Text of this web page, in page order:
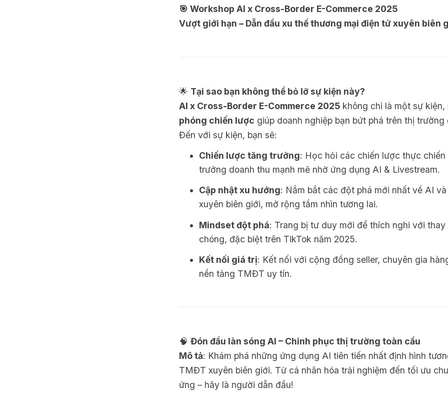
🎯 Workshop AI x Cross-Border E-Commerce 2025
Vượt giới hạn – Dẫn đầu xu thế thương mại điện tử xuyên biên
🌟 Tại sao bạn không thể bỏ lỡ sự kiện này?
AI x Cross-Border E-Commerce 2025 không chỉ là một sự kiện,
phóng chiến lược giúp doanh nghiệp bạn bứt phá trên thị trường
Đến với sự kiện, bạn sẽ:
Chiến lược tăng trưởng: Học hỏi các chiến lược thực chiến
trưởng doanh thu mạnh mẽ nhờ ứng dụng AI & Livestream.
Cập nhật xu hướng: Nắm bắt các đột phá mới nhất về AI
xuyên biên giới, mở rộng tầm nhìn tương lai.
Mindset đột phá: Trang bị tư duy mới để thích nghi với thay
chóng, đặc biệt trên TikTok năm 2025.
Kết nối giá trị: Kết nối với cộng đồng seller, chuyên gia
nền tảng TMĐT uy tín.
🧠 Đón đầu làn sóng AI – Chinh phục thị trường toàn cầu
Mô tả: Khám phá những ứng dụng AI tiên tiến nhất định hình
TMĐT xuyên biên giới. Từ cá nhân hóa trải nghiệm đến tối ưu
ứng – hãy là người dẫn đầu!